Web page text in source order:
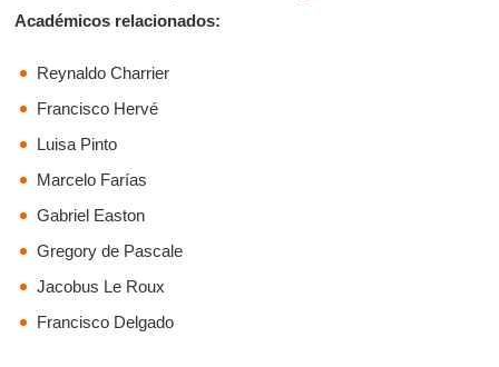
Académicos relacionados:
Reynaldo Charrier
Francisco Hervé
Luisa Pinto
Marcelo Farías
Gabriel Easton
Gregory de Pascale
Jacobus Le Roux
Francisco Delgado